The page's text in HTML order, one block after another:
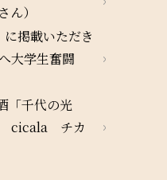
ん）
掲載いただき
大学生奮闘
「千代の光
cicala チカ